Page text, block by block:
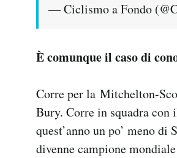
— Ciclismo a Fondo
È comunque il caso di
Corre per la Mitchelton-
Bury. Corre in squadra
quest’anno un po’ meno
divenne campione